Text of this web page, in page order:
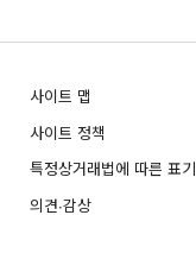
사이트 정책
특정상거래법에 따른 표기
의견∙감상
사이트 맵